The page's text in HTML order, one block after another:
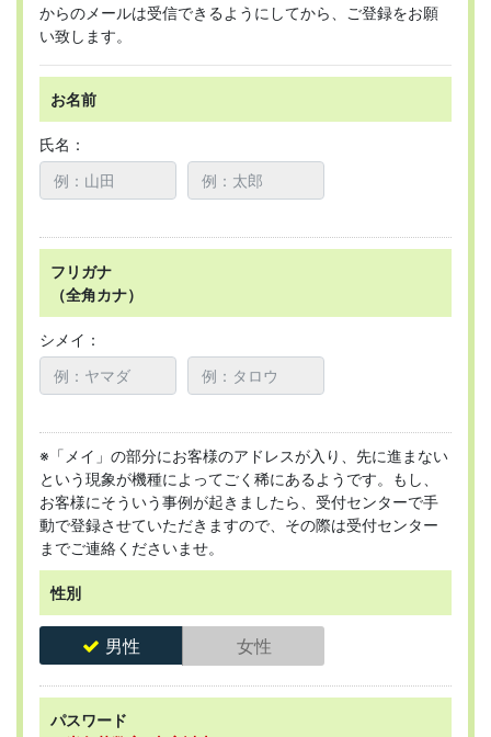
からのメールは受信できるようにしてから、ご登録をお願
い致します。
お名前
氏名：
フリガナ
（全角カナ）
シメイ：
※「メイ」の部分にお客様のアドレスが入り、先に進まない
という現象が機種によってごく稀にあるようです。もし、
お客様にそういう事例が起きましたら、受付センターで手
動で登録させていただきますので、その際は受付センター
までご連絡くださいませ。
性別
男性 女性
パスワード